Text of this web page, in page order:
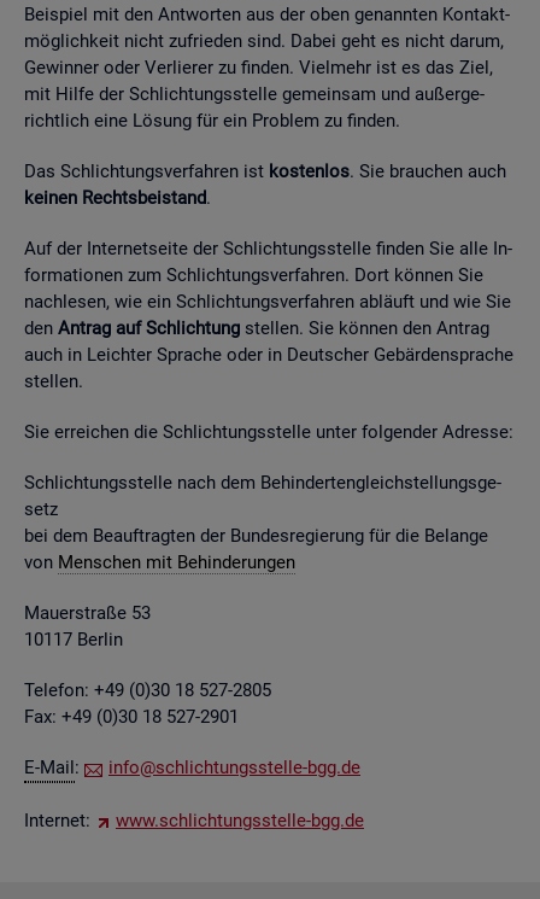
Bei­spiel mit den Ant­wor­ten aus der oben ge­nann­ten Kon­takt­
mög­lich­keit nicht zu­frie­den sind. Dabei geht es nicht darum,
Ge­win­ner oder Ver­lie­rer zu fin­den. Viel­mehr ist es das Ziel,
mit Hilfe der Schlich­tungs­stel­le ge­mein­sam und au­ßer­ge­
richt­lich eine Lö­sung für ein Pro­blem zu fin­den.
Das Schlich­tungs­ver­fah­ren ist kos­ten­los. Sie brau­chen auch
kei­nen Rechts­bei­stand.
Auf der In­ter­net­sei­te der Schlich­tungs­stel­le fin­den Sie alle In­
for­ma­tio­nen zum Schlich­tungs­ver­fah­ren. Dort kön­nen Sie
nach­le­sen, wie ein Schlich­tungs­ver­fah­ren ab­läuft und wie Sie
den An­trag auf Schlich­tung stel­len. Sie kön­nen den An­trag
auch in Leich­ter Spra­che oder in Deut­scher Ge­bär­den­spra­che
stel­len.
Sie er­rei­chen die Schlich­tungs­stel­le unter fol­gen­der Adres­se:
Schlich­tungs­stel­le nach dem Be­hin­der­ten­gleich­stel­lungs­ge­
setz
bei dem Be­auf­trag­ten der Bun­des­re­gie­rung für die Be­lan­ge
von Men­schen mit Be­hin­de­run­gen
Mau­er­stra­ße 53
10117 Ber­lin
Te­le­fon: +49 (0)30 18 527-2805
Fax: +49 (0)30 18 527-2901
E-Mail: info@​sch​lich​tung​sste​lle-​bgg.​de
In­ter­net: www.​sch​lich​tung​sste​lle-​bgg.​de